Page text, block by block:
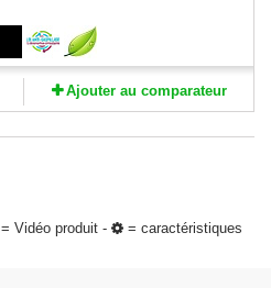
Ajouter au comparateur
= Vidéo produit -
= caractéristiques